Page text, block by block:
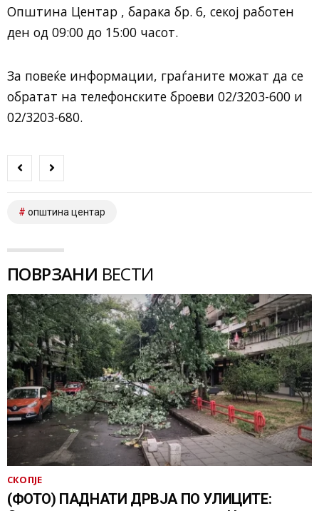
Општина Центар , барака бр. 6, секој работен
ден од 09:00 до 15:00 часот.
За повеќе информации, граѓаните можат да се
обратат на телефонските броеви 02/3203-600 и
02/3203-680.
општина центар
ПОВРЗАНИ ВЕСТИ
СКОПЈЕ
(ФОТО) ПАДНАТИ ДРВЈА ПО УЛИЦИТЕ: